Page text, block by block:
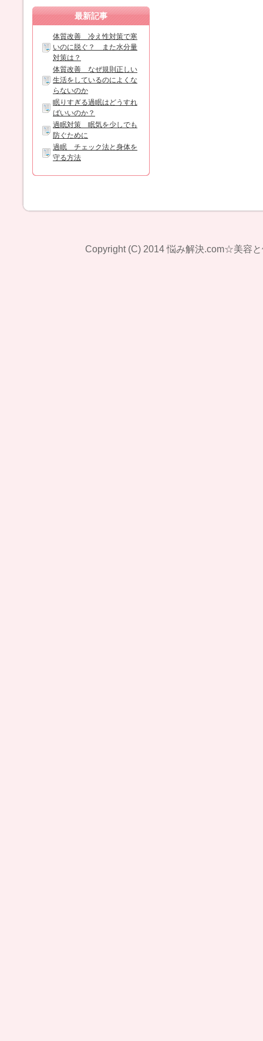
最新記事
体質改善 冷え性対策で寒
いのに脱ぐ？ また水分量
対策は？
体質改善 なぜ規則正しい
生活をしているのによくな
らないのか
眠りすぎる過眠はどうすれ
ばいいのか？
過眠対策 眠気を少しでも
防ぐために
過眠 チェック法と身体を
守る方法
Copyright (C) 2014悩み解決.com☆美容